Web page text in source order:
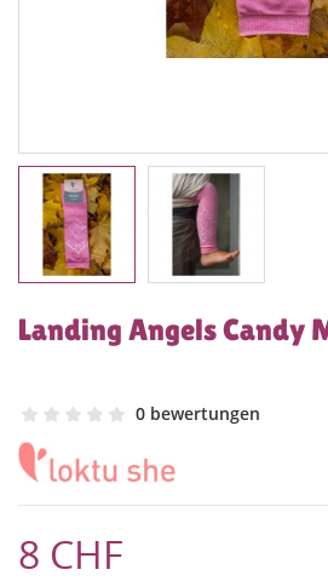
Landing Angels Candy
0 bewertungen
8 CHF